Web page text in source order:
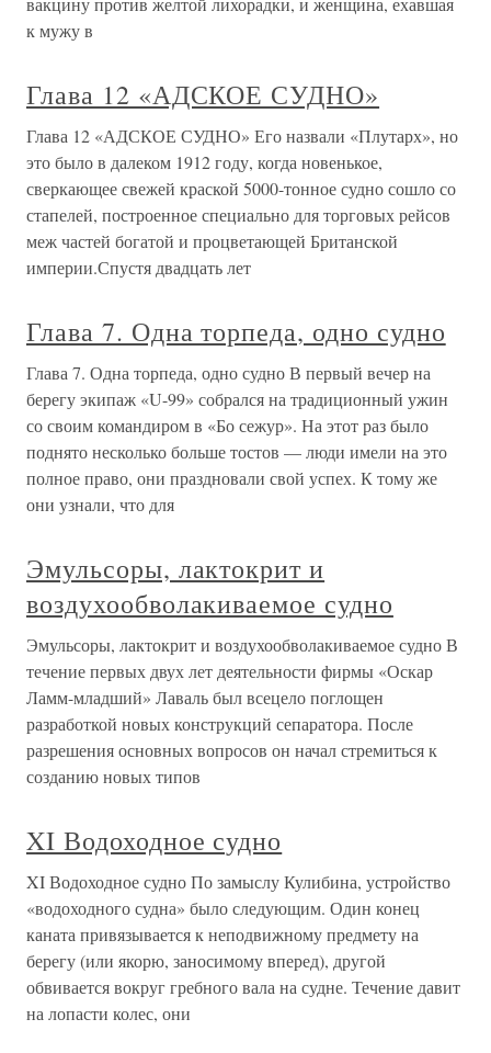
к мужу в
Глава 12 «АДСКОЕ СУДНО»
Глава 12 «АДСКОЕ СУДНО» Его назвали «Плутарх», но
это было в далеком 1912 году, когда новенькое,
сверкающее свежей краской 5000-тонное судно сошло со
стапелей, построенное специально для торговых рейсов
меж частей богатой и процветающей Британской
империи.Спустя двадцать лет
Глава 7. Одна торпеда, одно судно
Глава 7. Одна торпеда, одно судно В первый вечер на
берегу экипаж «U-99» собрался на традиционный ужин
со своим командиром в «Бо сежур». На этот раз было
поднято несколько больше тостов — люди имели на это
полное право, они праздновали свой успех. К тому же
они узнали, что для
Эмульсоры, лактокрит и
воздухообволакиваемое судно
Эмульсоры, лактокрит и воздухообволакиваемое судно В
течение первых двух лет деятельности фирмы «Оскар
Ламм-младший» Лаваль был всецело поглощен
разработкой новых конструкций сепаратора. После
разрешения основных вопросов он начал стремиться к
созданию новых типов
XI Водоходное судно
XI Водоходное судно По замыслу Кулибина, устройство
«водоходного судна» было следующим. Один конец
каната привязывается к неподвижному предмету на
берегу (или якорю, заносимому вперед), другой
обвивается вокруг гребного вала на судне. Течение давит
на лопасти колес, они